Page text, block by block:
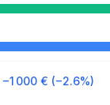
−1 000 € (−2.6%)